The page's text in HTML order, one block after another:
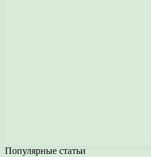
Популярные статьи